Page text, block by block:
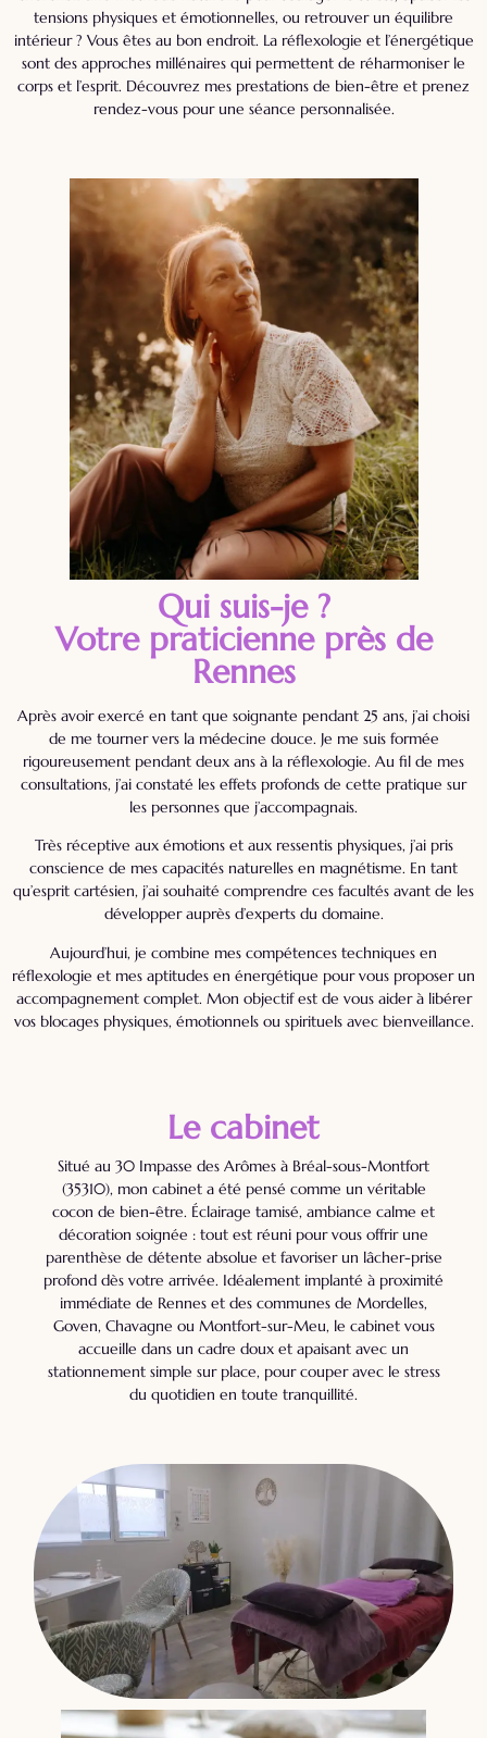
tensions physiques et émotionnelles, ou retrouver un équilibre
intérieur ? Vous êtes au bon endroit. La réflexologie et l’énergétique
sont des approches millénaires qui permettent de réharmoniser le
corps et l’esprit. Découvrez mes prestations de bien-être et prenez
rendez-vous pour une séance personnalisée.
Qui suis-je ?
Votre praticienne près de
Rennes
Après avoir exercé en tant que soignante pendant 25 ans, j’ai choisi
de me tourner vers la médecine douce. Je me suis formée
rigoureusement pendant deux ans à la réflexologie. Au fil de mes
consultations, j’ai constaté les effets profonds de cette pratique sur
les personnes que j’accompagnais.
Très réceptive aux émotions et aux ressentis physiques, j’ai pris
conscience de mes capacités naturelles en magnétisme. En tant
qu’esprit cartésien, j’ai souhaité comprendre ces facultés avant de les
développer auprès d’experts du domaine.
Aujourd’hui, je combine mes compétences techniques en
réflexologie et mes aptitudes en énergétique pour vous proposer un
accompagnement complet. Mon objectif est de vous aider à libérer
vos blocages physiques, émotionnels ou spirituels avec bienveillance.
Le cabinet
Situé au 30 Impasse des Arômes à Bréal-sous-Montfort
(35310), mon cabinet a été pensé comme un véritable
cocon de bien-être. Éclairage tamisé, ambiance calme et
décoration soignée : tout est réuni pour vous offrir une
parenthèse de détente absolue et favoriser un lâcher-prise
profond dès votre arrivée. Idéalement implanté à proximité
immédiate de Rennes et des communes de Mordelles,
Goven, Chavagne ou Montfort-sur-Meu, le cabinet vous
accueille dans un cadre doux et apaisant avec un
stationnement simple sur place, pour couper avec le stress
du quotidien en toute tranquillité.